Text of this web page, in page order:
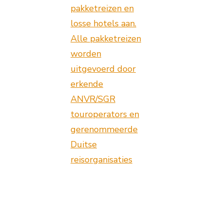
pakketreizen en
losse hotels aan.
Alle pakketreizen
worden
uitgevoerd door
erkende
ANVR/SGR
touroperators en
gerenommeerde
Duitse
reisorganisaties